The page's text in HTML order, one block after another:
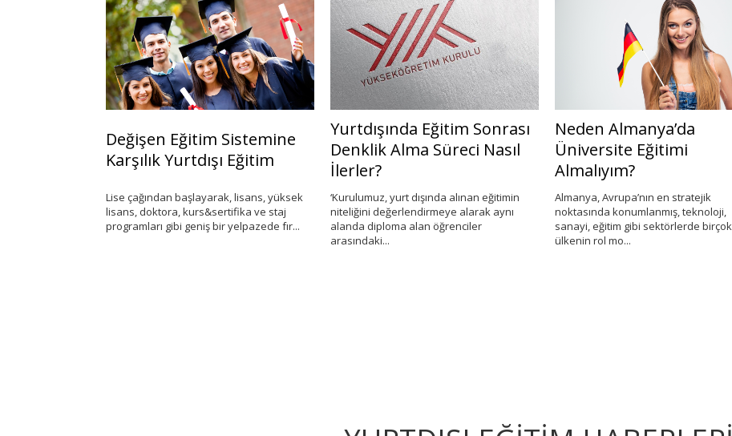
Değişen Eğitim Sistemine
Karşılık Yurtdışı Eğitim
Lise çağından başlayarak, lisans, yüksek
lisans, doktora, kurs&sertifika ve staj
programları gibi geniş bir yelpazede fır...
Yurtdışında Eğitim Sonrası
Denklik Alma Süreci Nasıl
İlerler?
‘Kurulumuz, yurt dışında alınan eğitimin
niteliğini değerlendirmeye alarak aynı
alanda diploma alan öğrenciler
arasındaki...
Neden Almanya’da
Üniversite Eğitimi
Almalıyım?
Almanya, Avrupa’nın en stratejik
noktasında konumlanmış, teknoloji,
sanayi, eğitim gibi sektörlerde birçok
ülkenin rol mo...